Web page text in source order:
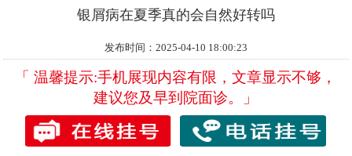
银屑病在夏季真的会自然好转吗
发布时间：2025-04-10 18:00:23
「 温馨提示:手机展现内容有限，文章显示不够，
建议您及早到院面诊。」